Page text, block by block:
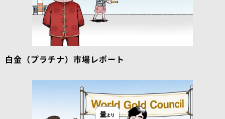
白金（プラチナ）市場レポート